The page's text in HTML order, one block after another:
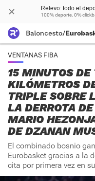
Relevo: todo el
100% deporte. 0%
Baloncesto/
VENTANAS FIBA
15 MINUTOS
KILÓMETROS
TRIPLE SOBRE
LA DERROTA
MARIO
DE DZANAN
El combinado bosnio
Eurobasket gracias a la
cita por primera vez en